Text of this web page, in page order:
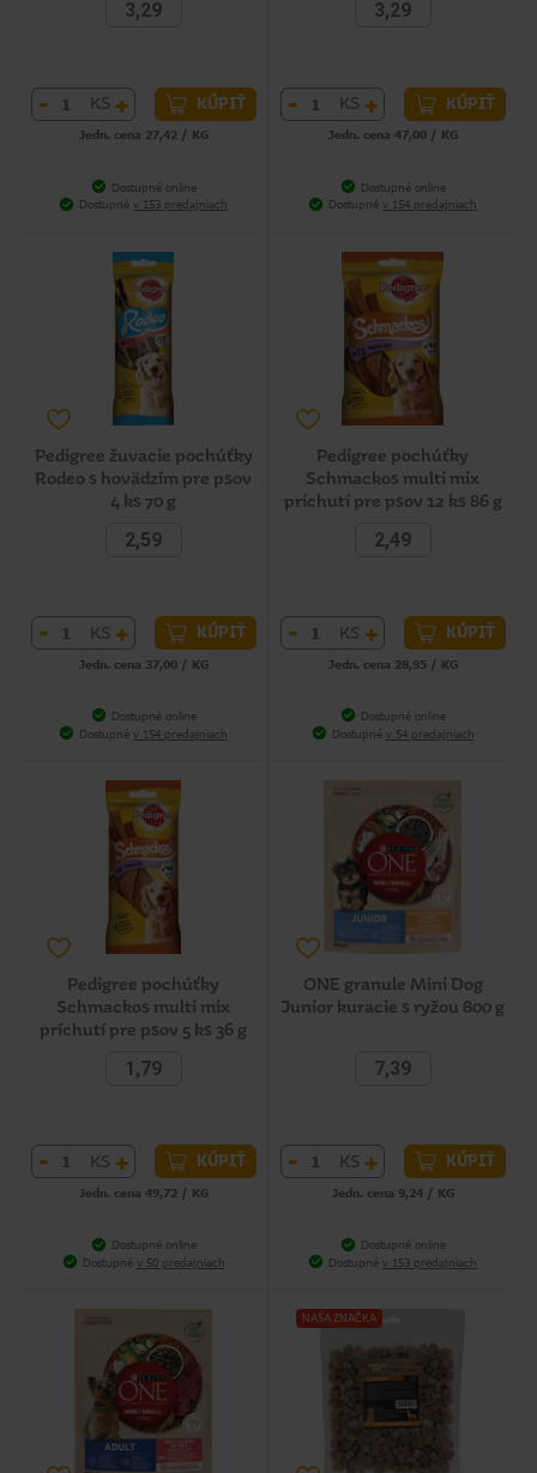
3,29
- KS + KÚPIŤ
Jedn. cena 27,42 / KG
Dostupné online
Dostupné v 153 predajniach
3,29
- KS + KÚPIŤ
Jedn. cena 47,00 / KG
Dostupné online
Dostupné v 154 predajniach
Pedigree žuvacie pochúťky
Rodeo s hovädzím pre psov
4 ks 70 g
2,59
- KS + KÚPIŤ
Jedn. cena 37,00 / KG
Dostupné online
Dostupné v 154 predajniach
Pedigree pochúťky
Schmackos multi mix
príchutí pre psov 12 ks 86 g
2,49
- KS + KÚPIŤ
Jedn. cena 28,95 / KG
Dostupné online
Dostupné v 54 predajniach
Pedigree pochúťky
Schmackos multi mix
príchutí pre psov 5 ks 36 g
1,79
- KS + KÚPIŤ
Jedn. cena 49,72 / KG
Dostupné online
Dostupné v 50 predajniach
ONE granule Mini Dog
Junior kuracie s ryžou 800 g
7,39
- KS + KÚPIŤ
Jedn. cena 9,24 / KG
Dostupné online
Dostupné v 153 predajniach
NAŠA ZNAČKA